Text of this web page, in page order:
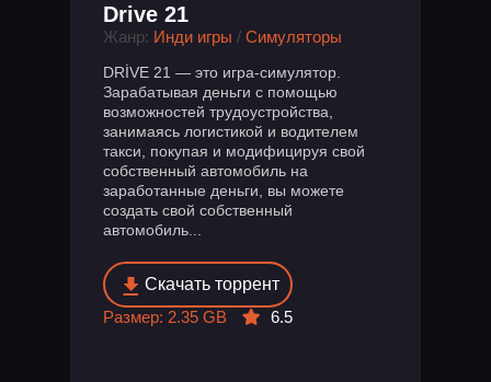
Drive 21
Жанр: Инди игры / Симуляторы
DRİVE 21 — это игра-симулятор.
Зарабатывая деньги с помощью
возможностей трудоустройства,
занимаясь логистикой и водителем
такси, покупая и модифицируя свой
собственный автомобиль на
заработанные деньги, вы можете
создать свой собственный
автомобиль...
Скачать торрент
Размер: 2.35 GB
6.5